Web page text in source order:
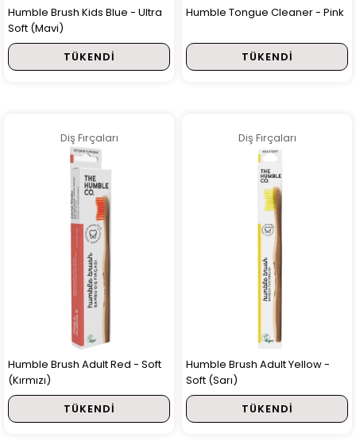
Humble Brush Kids Blue - Ultra
Soft (Mavi)
TÜKENDI
Humble Tongue Cleaner - Pink
TÜKENDI
Diş Fırçaları
Humble Brush Adult Red - Soft
(Kırmızı)
TÜKENDI
Diş Fırçaları
Humble Brush Adult Yellow -
Soft (Sarı)
TÜKENDI